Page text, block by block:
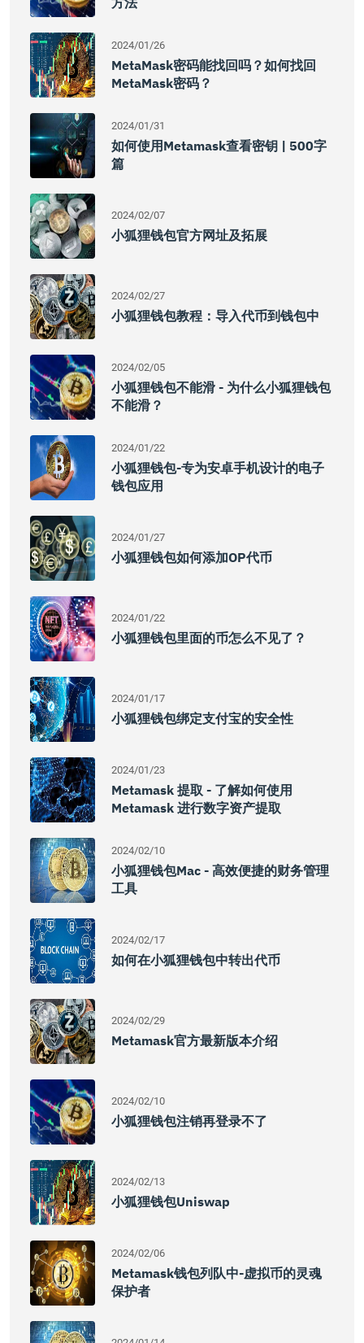
2024/01/26
MetaMask密码能找回吗？如何找回
MetaMask密码？
2024/01/31
如何使用Metamask查看密钥 | 500字
篇
2024/02/07
小狐狸钱包官方网址及拓展
2024/02/27
小狐狸钱包教程：导入代币到钱包中
2024/02/05
小狐狸钱包不能滑 - 为什么小狐狸钱包
不能滑？
2024/01/22
小狐狸钱包-专为安卓手机设计的电子
钱包应用
2024/01/27
小狐狸钱包如何添加OP代币
2024/01/22
小狐狸钱包里面的币怎么不见了？
2024/01/17
小狐狸钱包绑定支付宝的安全性
2024/01/23
Metamask 提取 - 了解如何使用
Metamask 进行数字资产提取
2024/02/10
小狐狸钱包Mac - 高效便捷的财务管理
工具
2024/02/17
如何在小狐狸钱包中转出代币
2024/02/29
Metamask官方最新版本介绍
2024/02/10
小狐狸钱包注销再登录不了
2024/02/13
小狐狸钱包uniswap
2024/02/06
Metamask钱包列队中-虚拟币的灵魂
保护者